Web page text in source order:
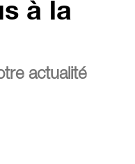
à la
actualité